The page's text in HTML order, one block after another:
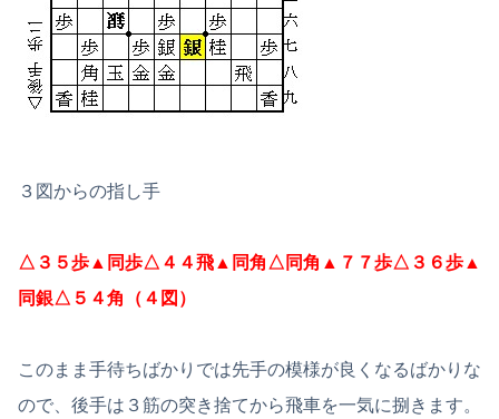
３図からの指し手
△３５歩▲同歩△４４飛▲同角△同角▲７７歩△３６歩▲
同銀△５４角（４図）
このまま手待ちばかりでは先手の模様が良くなるばかりな
ので、後手は３筋の突き捨てから飛車を一気に捌きます。